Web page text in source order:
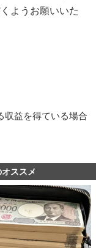
ようお願いいた
収益を得ている場合
ススメ